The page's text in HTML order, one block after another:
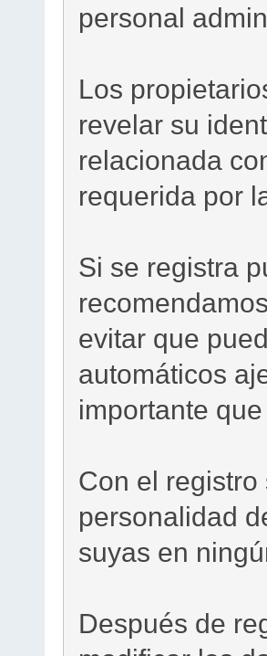
personal
Los
revelar su
relacionada
requerida por
Si se registra
evitar que
automáticos
importante
Con el
personalidad
suyas en
Después de